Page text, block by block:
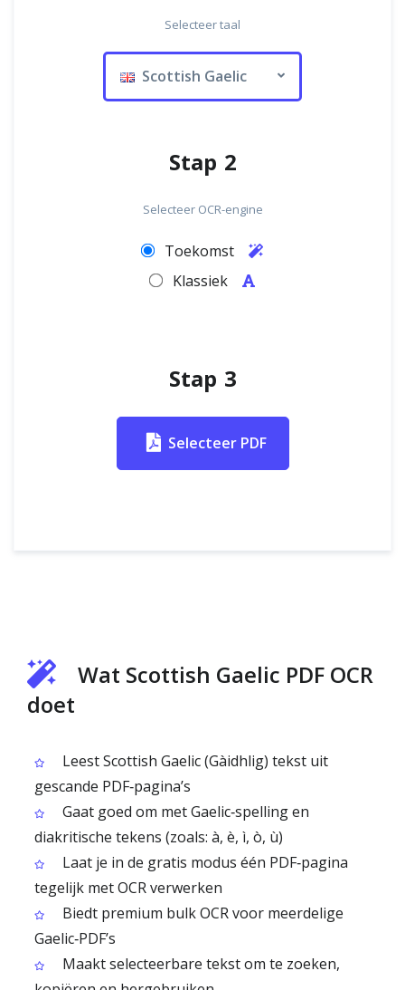
Selecteer taal
Scottish Gaelic
Stap 2
Selecteer OCR-engine
Toekomst
Klassiek
Stap 3
Selecteer PDF
Wat Scottish Gaelic PDF OCR
doet
Leest Scottish Gaelic (Gàidhlig) tekst uit
gescande PDF‑pagina’s
Gaat goed om met Gaelic‑spelling en
diakritische tekens (zoals: à, è, ì, ò, ù)
Laat je in de gratis modus één PDF‑pagina
tegelijk met OCR verwerken
Biedt premium bulk OCR voor meerdelige
Gaelic‑PDF’s
Maakt selecteerbare tekst om te zoeken,